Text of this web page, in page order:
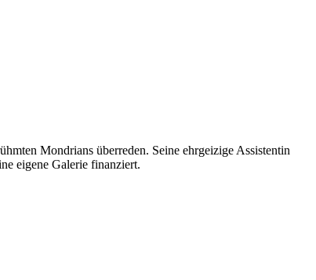
Mondrians überreden. Seine ehrgeizige Assistentin
eigene Galerie finanziert.